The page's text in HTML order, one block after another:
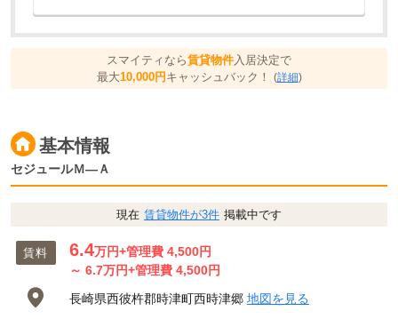
スマイティなら賃貸物件 入居決定で
最大10,000円キャッシュバック！ (詳細)
基本情報
セジュールＭ―Ａ
現在 賃貸物件が3件 掲載中です
賃料 6.4万円+管理費 4,500円
～ 6.7万円+管理費 4,500円
長崎県西彼杵郡時津町西時津郷 地図を見る